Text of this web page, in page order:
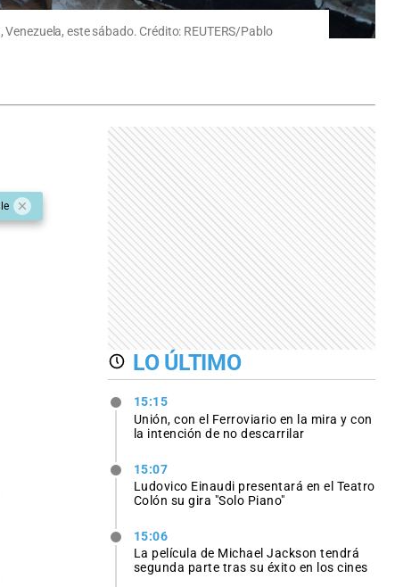
este sábado. Crédito: REUTERS/Pablo
LO ÚLTIMO
15:15
Unión, con el Ferroviario en la mira y con
la intención de no descarrilar
15:07
Ludovico Einaudi presentará en el Teatro
Colón su gira "Solo Piano"
15:06
La película de Michael Jackson tendrá
segunda parte tras su éxito en los cines